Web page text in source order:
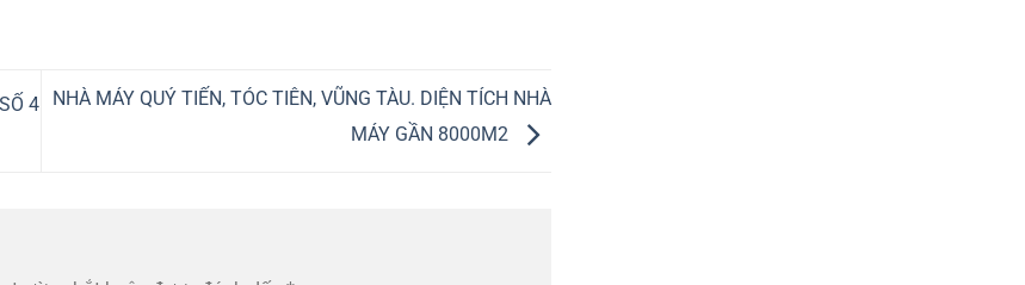
4
NHÀ MÁY QUÝ TIẾN, TÓC TIÊN, VŨNG TÀU. DIỆN TÍCH NHÀ
MÁY GẦN 8000M2